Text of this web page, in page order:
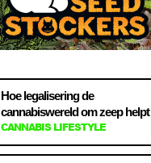
Hoe legalisering de
cannabiswereld om zeep helpt
CANNABIS LIFESTYLE